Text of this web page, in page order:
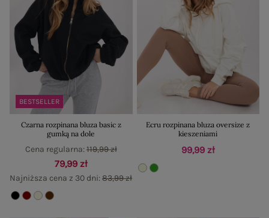
BESTSELLER
Czarna rozpinana bluza basic z
gumką na dole
79,99 zł
Najniższa cena z 30 dni:83,99 zł
Cena regularna:119,99 zł
Ecru rozpinana bluza oversize z
kieszeniami
99,99 zł